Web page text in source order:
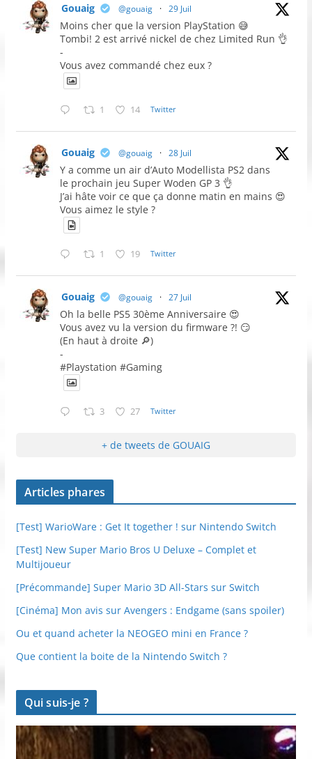
Gouaig @gouaig · 29 Juil
Moins cher que la version PlayStation 😅
Tombi! 2 est arrivé nickel de chez Limited Run 👌
-
Vous avez commandé chez eux ?
1 14 Twitter
Gouaig @gouaig · 28 Juil
Y a comme un air d’Auto Modellista PS2 dans
le prochain jeu Super Woden GP 3 👌
J’ai hâte voir ce que ça donne matin en mains 😍
Vous aimez le style ?
1 19 Twitter
Gouaig @gouaig · 27 Juil
Oh la belle PS5 30ème Anniversaire 😍
Vous avez vu la version du firmware ?! 😏
(En haut à droite 🔎)
-
#Playstation #Gaming
3 27 Twitter
+ de tweets de GOUAIG
Articles phares
[Test] WarioWare : Get It together ! sur Nintendo Switch
[Test] New Super Mario Bros U Deluxe – Complet et
Multijoueur
[Précommande] Super Mario 3D All-Stars sur Switch
[Cinéma] Mon avis sur Avengers : Endgame (sans spoiler)
Ou et quand acheter la NEOGEO mini en France ?
Que contient la boite de la Nintendo Switch ?
Qui suis-je ?